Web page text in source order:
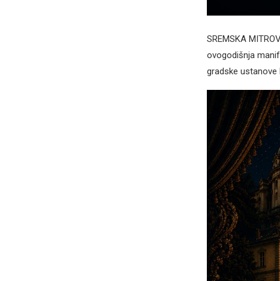
SREMSKA
ovogodišnja
gradske ustanove